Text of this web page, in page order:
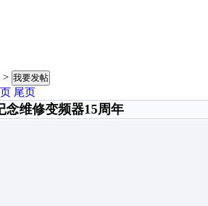
> 我要发帖
尾页
维修变频器15周年